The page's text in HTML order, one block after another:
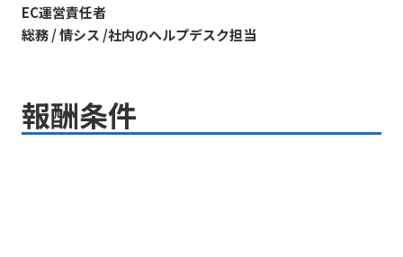
EC運営責任者
総務 / 情シス /社内のヘルプデスク担当
報酬条件